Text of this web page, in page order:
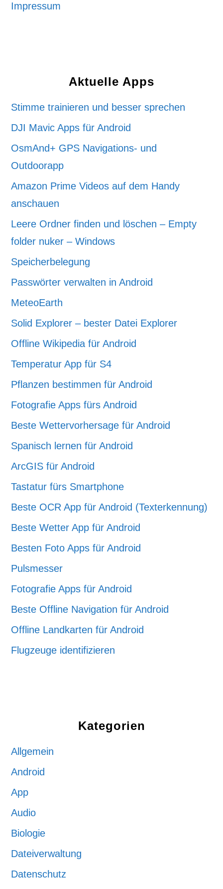
Impressum
Aktuelle Apps
Stimme trainieren und besser sprechen
DJI Mavic Apps für Android
OsmAnd+ GPS Navigations- und
Outdoorapp
Amazon Prime Videos auf dem Handy
anschauen
Leere Ordner finden und löschen – Empty
folder nuker – Windows
Speicherbelegung
Passwörter verwalten in Android
MeteoEarth
Solid Explorer – bester Datei Explorer
Offline Wikipedia für Android
Temperatur App für S4
Pflanzen bestimmen für Android
Fotografie Apps fürs Android
Beste Wettervorhersage für Android
Spanisch lernen für Android
ArcGIS für Android
Tastatur fürs Smartphone
Beste OCR App für Android (Texterkennung)
Beste Wetter App für Android
Besten Foto Apps für Android
Pulsmesser
Fotografie Apps für Android
Beste Offline Navigation für Android
Offline Landkarten für Android
Flugzeuge identifizieren
Kategorien
Allgemein
Android
App
Audio
Biologie
Dateiverwaltung
Datenschutz